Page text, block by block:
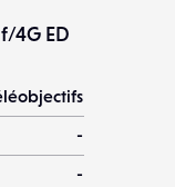
4G ED
-
-